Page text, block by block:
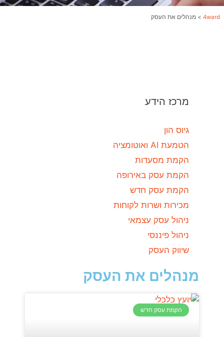
4ward
> מנהלים את העסק
מרכז הידע
גיוס הון
הטמעת AI ואוטומציה
הקמת מסעדות
הקמת עסק באירופה
הקמת עסק חדש
מכירות ושרות לקוחות
ניהול עסק עצמאי
ניהול פיננסי
שיווק העסק
מנהלים את העסק
הקמת עסק חדש